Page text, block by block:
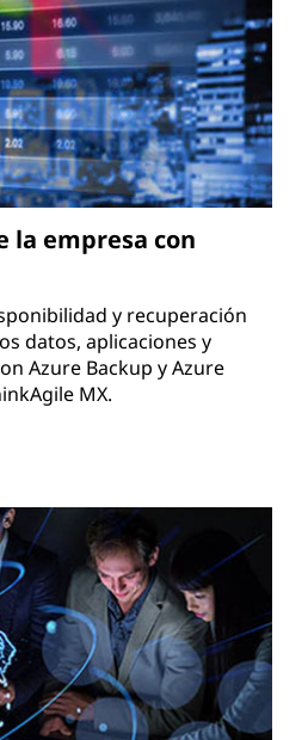
la empresa con
y recuperación
datos, aplicaciones y
Azure Backup y Azure
MX.